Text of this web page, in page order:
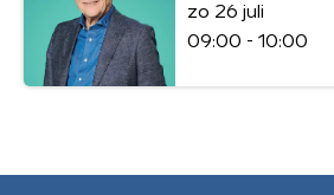
zo 26 juli
09:00 - 10:00